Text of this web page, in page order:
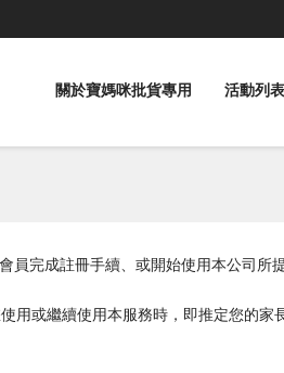
關於寶媽咪批貨專用 活動列表
員完成註冊手續、或開始使用本公司所
用或繼續使用本服務時，即推定您的家